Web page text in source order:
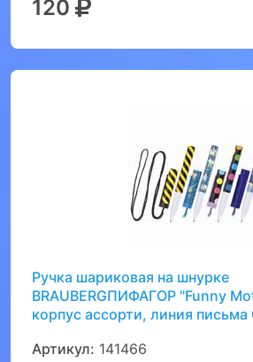
120
Ручка шариковая на шнурке
BRAUBERGПИФАГОР "Funny
корпус ассорти, линия письма
Артикул: 141466